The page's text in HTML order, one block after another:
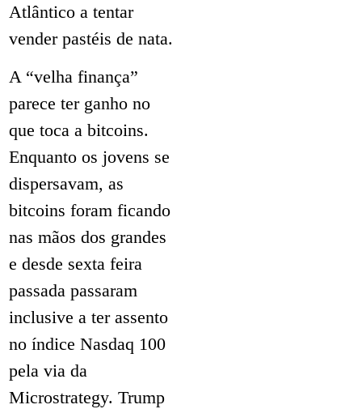
Atlântico a tentar
vender pastéis de nata.
A “velha finança”
parece ter ganho no
que toca a bitcoins.
Enquanto os jovens se
dispersavam, as
bitcoins foram ficando
nas mãos dos grandes
e desde sexta feira
passada passaram
inclusive a ter assento
no índice Nasdaq 100
pela via da
Microstrategy. Trump